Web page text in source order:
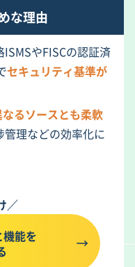
な理由
やFISCの認証済
セキュリティ基準が
るソースとも柔軟
管理などの効率化に
／
能を